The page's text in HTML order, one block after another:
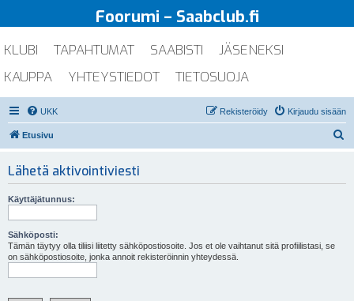
Foorumi – Saabclub.fi
KLUBI TAPAHTUMAT SAABISTI
JÄSENEKSI
KAUPPA
YHTEYSTIEDOT TIETOSUOJA
UKK Kirjaudu sisään
Rekisteröidy
Etusivu
Lähetä aktivointiviesti
Käyttäjätunnus:
Sähköposti:
Tämän täytyy olla tiliisi liitetty sähköpostiosoite. Jos et ole vaihtanut sitä profiilistasi, se
on sähköpostiosoite, jonka annoit rekisteröinnin yhteydessä.